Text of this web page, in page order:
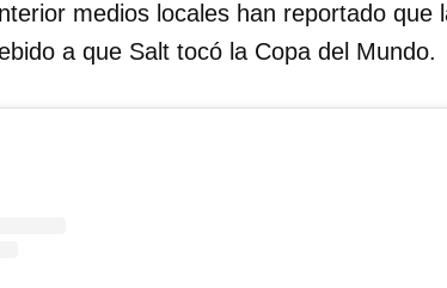
medios locales han reportado que
a que Salt tocó la Copa del Mundo.